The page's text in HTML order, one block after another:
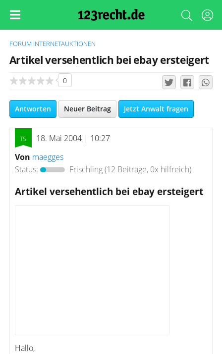
FORUM INTERNETAUKTIONEN
Artikel versehentlich bei ebay ersteigert
0
Antworten Neuer Beitrag Jetzt Anwalt fragen
18. Mai 2004 | 10:27
Von maegges
Status:
Frischling(12 Beiträge, 0x hilfreich)
Artikel versehentlich bei ebay ersteigert
Hallo,